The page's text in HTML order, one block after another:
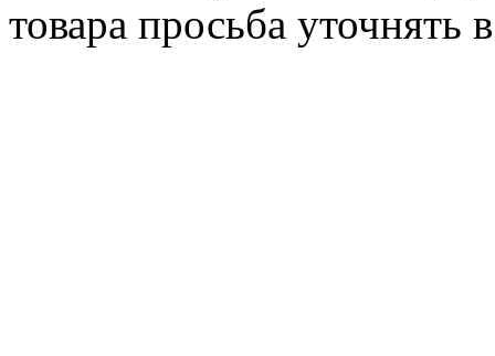
товара просьба уточнять